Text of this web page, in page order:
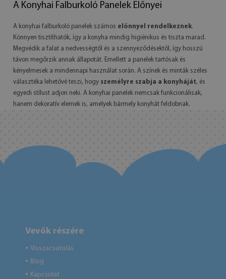
A Konyhai Falburkoló Panelek Előnyei
A konyhai falburkoló panelek számos előnnyel rendelkeznek.
Könnyen tisztíthatók, így a konyha mindig higiénikus és tiszta marad.
Megvédik a falat a nedvességtől és a szennyeződésektől, így hosszú
távon megőrzik annak állapotát. Emellett a panelek tartósak és
kényelmesek a mindennapi használat során. A színek és minták széles
választéka lehetővé teszi, hogy személyre szabja a konyháját, és
egyedi stílust adjon neki. A konyhai panelek nemcsak funkcionálisak,
hanem dekoratív elemek is, amelyek bármely konyhát feldobnak.
Vevők részére
● Visszacsatolás
● Blog
● Kapcsolat